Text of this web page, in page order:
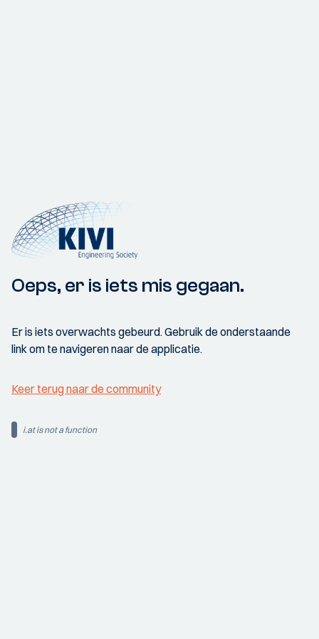
Oeps, er is iets mis gegaan.
Er is iets overwachts gebeurd. Gebruik de onderstaande
link om te navigeren naar de applicatie.
Keer terug naar de community
i.at is not a function